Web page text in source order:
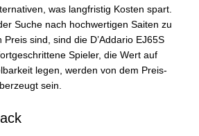
was langfristig Kosten spart.
Suche nach hochwertigen Saiten zu
sind, sind die D’Addario EJ65S
Spieler, die Wert auf
legen, werden von dem Preis-
sein.